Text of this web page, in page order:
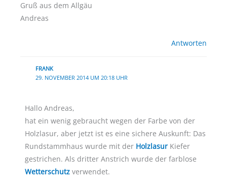
Gruß aus dem Allgäu
Andreas
Antworten
FRANK
29. NOVEMBER 2014 UM 20:18 UHR
Hallo Andreas,
hat ein wenig gebraucht wegen der Farbe von der
Holzlasur, aber jetzt ist es eine sichere Auskunft: Das
Rundstammhaus wurde mit der Holzlasur Kiefer
gestrichen. Als dritter Anstrich wurde der farblose
Wetterschutz verwendet.